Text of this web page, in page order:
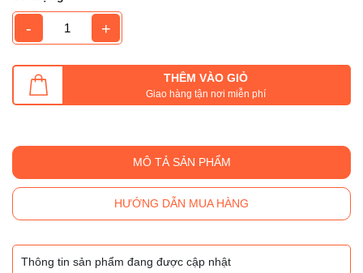
- +
THÊM VÀO GIỎ
Giao hàng tận nơi miễn phí
MÔ TẢ SẢN PHẨM
HƯỚNG DẪN MUA HÀNG
Thông tin sản phẩm đang được cập nhật